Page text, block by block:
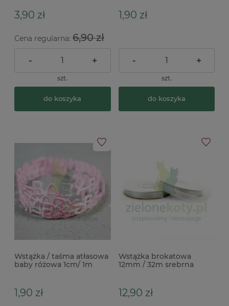
3,90 zł
Cena regularna: 6,90 zł
- +
szt.
do koszyka
1,90 zł
- +
szt.
do koszyka
Wstążka / taśma atłasowa
baby różowa 1cm/ 1m
1,90 zł
Wstążka brokatowa
12mm / 32m srebrna
12,90 zł